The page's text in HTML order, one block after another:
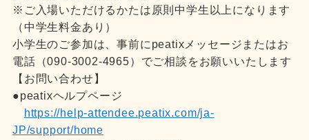
※ご入場いただけるかたは原則中学生以上になります
（中学生料金あり）
小学生のご参加は、事前にpeatixメッセージまたはお
電話（090-3002-4965）でご相談をお願いいたします
【お問い合わせ】
●peatixヘルプページ
https://help-attendee.peatix.com/ja-
JP/support/home